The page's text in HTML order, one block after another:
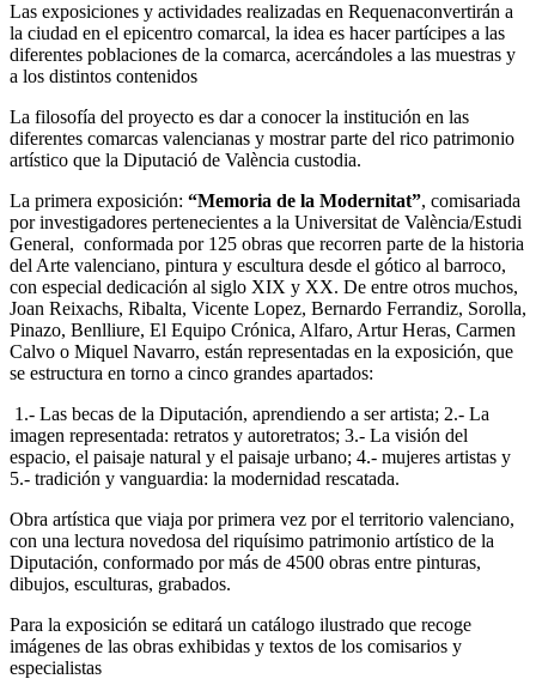
Las exposiciones y actividades realizadas en Requenaconvertirán a
la ciudad en el epicentro comarcal, la idea es hacer partícipes a las
diferentes poblaciones de la comarca, acercándoles a las muestras y
a los distintos contenidos
La filosofía del proyecto es dar a conocer la institución en las
diferentes comarcas valencianas y mostrar parte del rico patrimonio
artístico que la Diputació de València custodia.
La primera exposición: “Memoria de la Modernitat”, comisariada
por investigadores pertenecientes a la Universitat de València/Estudi
General, conformada por 125 obras que recorren parte de la historia
del Arte valenciano, pintura y escultura desde el gótico al barroco,
con especial dedicación al siglo XIX y XX. De entre otros muchos,
Joan Reixachs, Ribalta, Vicente Lopez, Bernardo Ferrandiz, Sorolla,
Pinazo, Benlliure, El Equipo Crónica, Alfaro, Artur Heras, Carmen
Calvo o Miquel Navarro, están representadas en la exposición, que
se estructura en torno a cinco grandes apartados:
1.- Las becas de la Diputación, aprendiendo a ser artista; 2.- La
imagen representada: retratos y autoretratos; 3.- La visión del
espacio, el paisaje natural y el paisaje urbano; 4.- mujeres artistas y
5.- tradición y vanguardia: la modernidad rescatada.
Obra artística que viaja por primera vez por el territorio valenciano,
con una lectura novedosa del riquísimo patrimonio artístico de la
Diputación, conformado por más de 4500 obras entre pinturas,
dibujos, esculturas, grabados.
Para la exposición se editará un catálogo ilustrado que recoge
imágenes de las obras exhibidas y textos de los comisarios y
especialistas